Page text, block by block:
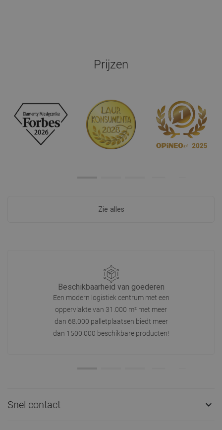
Prijzen
Zie alles
Beschikbaarheid van goederen
Een modern logistiek centrum met een
oppervlakte van 31.000 m² met meer
dan 68.000 palletplaatsen biedt meer
dan 1500.000 beschikbare producten!
Snel contact 